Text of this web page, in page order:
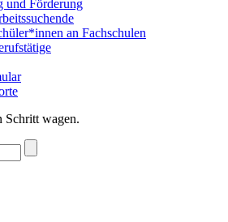
und Förderung
an Fachschulen
Schritt wagen.